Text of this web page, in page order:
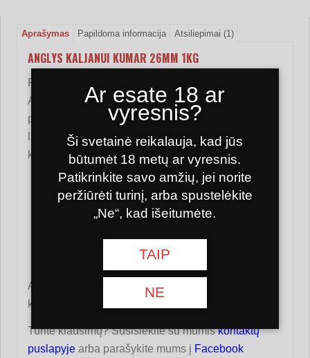
Aprašymas Papildoma informacija Atsiliepimai (1)
ANGLYS KALJANUI KUMAR 26MM 1KG
Premium klasės, natūralios kokoso anglys kaljanui.
Anglys suteikia daug kaitros, kas leis mėgautis
puikiu skoniu dar ilgiau. Anglis netrupa ir palieka
labai mažai pelenų. Pagaminta, pagal Lietuvos
kaljanų entuziastų kokybės poreikius.
Angliuko dydis: 26x26x26mm
Pakuotėje: 64vnt
Pakuotės svoris: 1kg
Kilmės šalis: Indonezija
Anglims užkurti reikalinga elektrinė kaitlentė
kaljanui, turistinė dujinė viryklė ar pan.
Turite klausimų? Susisiekite su mumiskontaktų
puslapyje arba parašykite mums į Facebook
Ar esate 18 ar
vyresnis?
Ši svetainė reikalauja, kad jūs
būtumėt 18 metų ar vyresnis.
Patikrinkite savo amžių, jei norite
peržiūrėti turinį, arba spustelėkite
„Ne“, kad išeitumėte.
TAIP
NE